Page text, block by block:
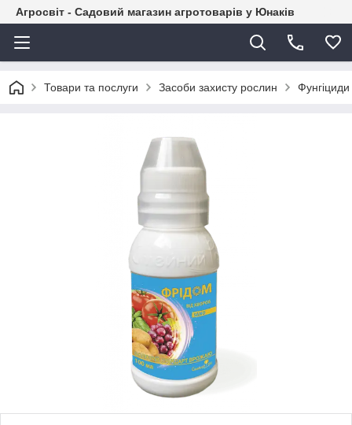
Агросвіт - Садовий магазин агротоварів у Юнаків
Товари та послуги Засоби захисту рослин Фунгіциди